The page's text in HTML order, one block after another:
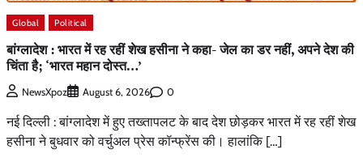
Global Political
बांग्लादेश : भारत में रह रहीं शेख हसीना ने कहा- जेल का डर नहीं, अपने देश की
चिंता है; ‘भारत महान दोस्त…’
NewsXpoz August 6, 2026 0
नई दिल्ली : बांग्लादेश में हुए तख्तापलट के बाद देश छोड़कर भारत में रह रहीं शेख
हसीना ने बुधवार को वर्चुअल प्रेस कॉन्फ्रेंस की। हालांकि […]